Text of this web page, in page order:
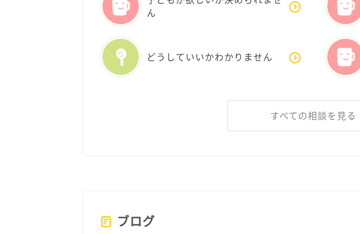
ん
どうしていいかわかりません
すべての相談を見る
ブログ